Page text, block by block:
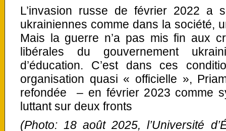
L’invasion russe de février 2022 a
ukrainiennes comme dans la société,
Mais la guerre n’a pas mis fin aux
libérales du gouvernement
d’éducation. C’est dans ces
organisation quasi « officielle »,
refondée – en février 2023 comme
luttant sur deux fronts
(Photo: 18 août 2025, l’Université